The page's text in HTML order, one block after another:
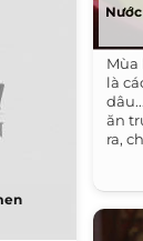
Mùa
là
ăn
ra,